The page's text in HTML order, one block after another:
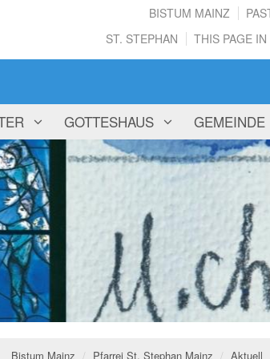
BISTUM MAINZ
ST. STEPHAN
THIS PAGE
GOTTESHAUS GEMEINDE
Bistum Mainz Pfarrei St. Stephan Mainz Aktuell